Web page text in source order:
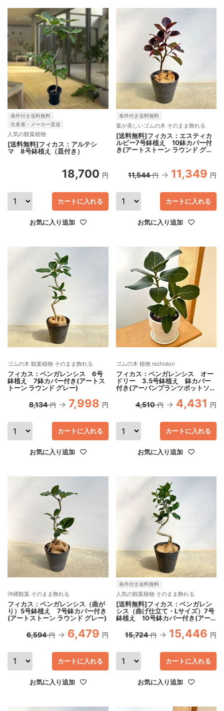
条件付き送料無料
生産者・メーカー直送
人気の観葉植物
[送料無料]フィカス：アルテシ
マ 8号鉢植え（皿付き）
18,700 円
お気に入り追加
カートに入れる
条件付き送料無料
葉が美しいゴムの木 そのまま飾れる
[送料無料]フィカス：エスティカ
ルビー7号鉢植え 10鉢カバー付
き(アートストーン ラウンド グレ
11,544 円 11,349 円
お気に入り追加
カートに入れる
ゴムの木 観葉植物 そのまま飾れる
フィカス：ベンガレンシス 6号
鉢植え 7鉢カバー付き(アートス
トーン ラウンド グレー)
8,134 円 7,998 円
お気に入り追加
カートに入れる
ゴムの木 植物 nichidori
フィカス：ベンガレンシス オー
ドリー 3.5号鉢植え 鉢カバー
付き(アーバンプランツポットソリ
4,510 円 4,431 円
お気に入り追加
カートに入れる
沖縄観葉 そのまま飾れる
フィカス：ベンガレンシス（曲が
り）5号鉢植え 7号鉢カバー付き
(アートストーン ラウンド グレー)
6,594 円 6,479 円
お気に入り追加
カートに入れる
条件付き送料無料
人気の観葉植物 そのまま飾れる
[送料無料]フィカス：ベンガレン
シス（曲げ仕立て・Lサイズ）7号
鉢植え 10号鉢カバー付き(アー
15,724 円 15,446 円
お気に入り追加
カートに入れる